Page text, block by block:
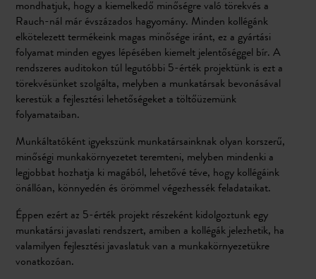
mondhatjuk, hogy a kiemelkedő minőségre való törekvés a
Rauch-nál már évszázados hagyomány. Minden kollégánk
elkötelezett termékeink magas minősége iránt, ez a gyártási
folyamat minden egyes lépésében kiemelt jelentőséggel bír. A
rendszeres auditokon túl legutóbbi 5-érték projektünk is ezt a
törekvésünket szolgálta, melyben a munkatársak bevonásával
kerestük a fejlesztési lehetőségeket a töltőüzemünk
folyamataiban.
Munkáltatóként igyekszünk munkatársainknak olyan korszerű,
minőségi munkakörnyezetet teremteni, melyben mindenki a
legjobbat hozhatja ki magából, lehetővé téve, hogy kollégáink
önállóan, könnyedén és örömmel végezhessék feladataikat.
Éppen ezért az 5-érték projekt részeként kidolgoztunk egy
munkatársi javaslati rendszert, amiben a kollégák jelezhetik, ha
valamilyen fejlesztési javaslatuk van a munkakörnyezetükre
vonatkozóan.